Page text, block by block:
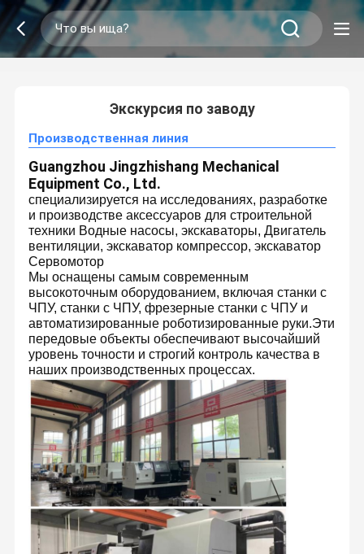
2/0
Экскурсия по заводу
Производственная линия
Guangzhou Jingzhishang Mechanical
Equipment Co., Ltd.
специализируется на исследованиях, разработке
и производстве аксессуаров для строительной
техники Водные насосы, экскаваторы, Двигатель
вентиляции, экскаватор компрессор, экскаватор
Сервомотор
Мы оснащены самым современным
высокоточным оборудованием, включая станки с
ЧПУ, станки с ЧПУ, фрезерные станки с ЧПУ и
автоматизированные роботизированные руки.Эти
передовые объекты обеспечивают высочайший
уровень точности и строгий контроль качества в
наших производственных процессах.